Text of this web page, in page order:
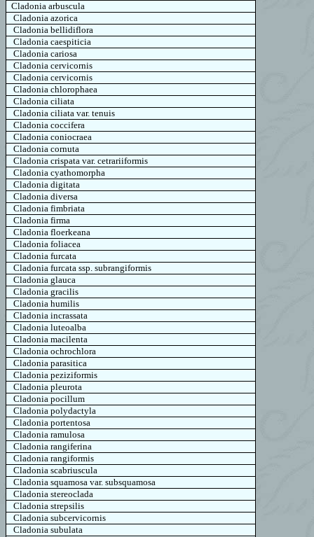
Cladoniaarbuscula
Cladoniaazorica
Cladonia bellidiflora
Cladoniacaespiticia
Cladoniacariosa
Cladoniacervicornis
Cladoniacervicornis
Cladoniachlorophaea
Cladoniaciliata
Cladoniaciliata var.tenuis
Cladoniacoccifera
Cladoniaconiocraea
Cladonia cornuta
Cladoniacrispata var.cetrariiformis
Cladoniacyathomorpha
Cladoniadigitata
Cladoniadiversa
Cladonia fimbriata
Cladoniafirma
Cladoniafloerkeana
Cladoniafoliacea
Cladoniafurcata
Cladoniafurcata ssp.subrangiformis
Cladoniaglauca
Cladonia gracilis
Cladoniahumilis
Cladoniaincrassata
Cladonialuteoalba
Cladonia macilenta
Cladoniaochrochlora
Cladoniaparasitica
Cladoniapeziziformis
Cladoniapleurota
Cladoniapocillum
Cladoniapolydactyla
Cladoniaportentosa
Cladoniaramulosa
Cladoniarangiferina
Cladoniarangiformis
Cladoniascabriuscula
Cladoniasquamosa var.subsquamosa
Cladoniastereoclada
Cladoniastrepsilis
Cladoniasubcervicornis
Cladoniasubulata